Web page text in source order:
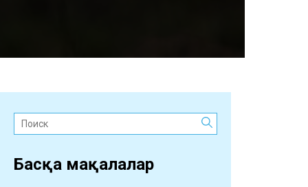
Поиск:
Басқа мақалалар